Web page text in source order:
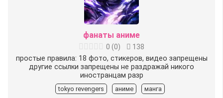
фанаты аниме
0 (0)
138
простые правила: 18 фото, стикеров, видео запрещены
другие ссылки запрещены не раздражай никого
иностранцам разр
tokyo revengers аниме манга